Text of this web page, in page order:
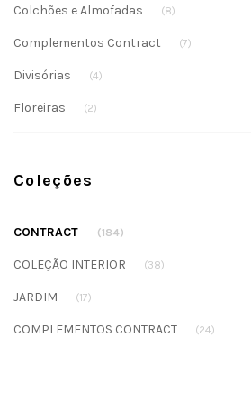
Colchões e Almofadas (8)
Complementos Contract (7)
Divisórias (4)
Floreiras (2)
Coleções
CONTRACT (184)
COLEÇÃO INTERIOR (38)
JARDIM (17)
COMPLEMENTOS CONTRACT (24)